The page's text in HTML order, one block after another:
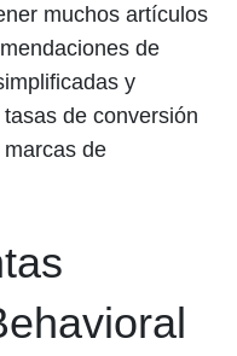
muchos artículos
de
y
de conversión
de